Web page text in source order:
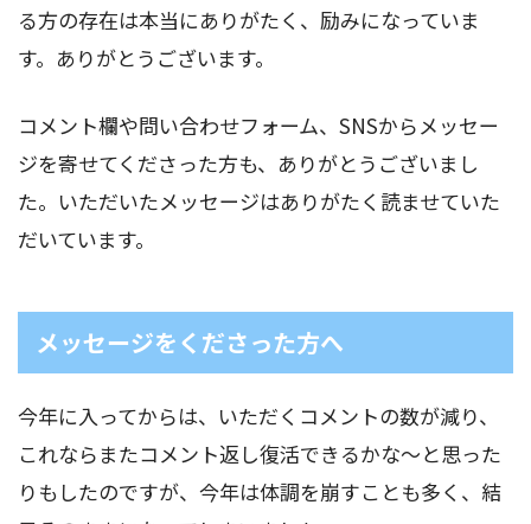
る方の存在は本当にありがたく、励みになっていま
す。ありがとうございます。
コメント欄や問い合わせフォーム、SNSからメッセー
ジを寄せてくださった方も、ありがとうございまし
た。いただいたメッセージはありがたく読ませていた
だいています。
メッセージをくださった方へ
今年に入ってからは、いただくコメントの数が減り、
これならまたコメント返し復活できるかな～と思った
りもしたのですが、今年は体調を崩すことも多く、結